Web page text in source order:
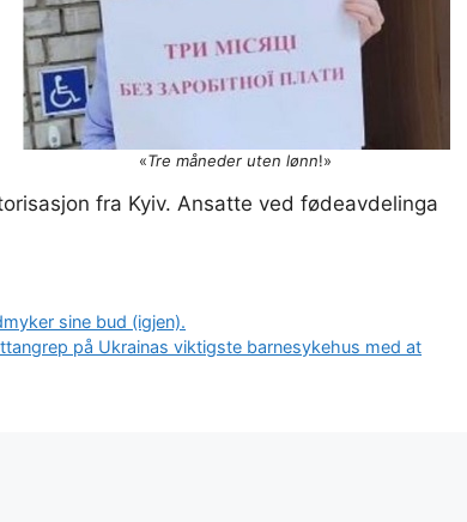
«Tre måneder uten lønn!»
fra Kyiv. Ansatte ved fødeavdelinga
sine bud (igjen).
på Ukrainas viktigste barnesykehus med at